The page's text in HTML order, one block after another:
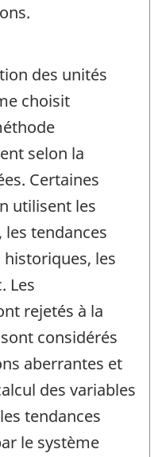
des unités
choisit
selon la
Certaines
utilisent les
tendances
historiques, les
Les
rejetés à la
considérés
aberrantes et
des variables
tendances
le système